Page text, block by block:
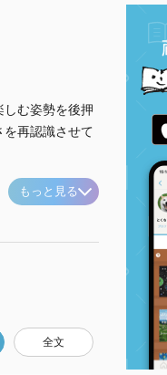
む姿勢を後押
再認識させて
もっと見る
全文